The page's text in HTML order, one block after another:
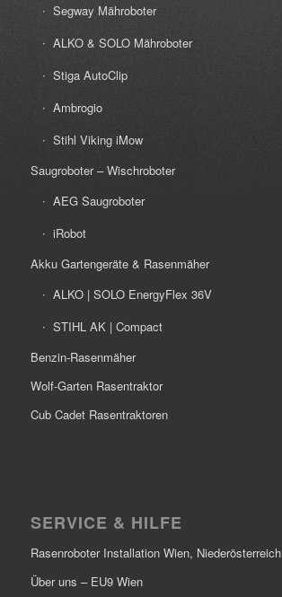
Segway Mähroboter
ALKO & SOLO Mähroboter
Stiga AutoClip
Ambrogio
Stihl Viking iMow
Saugroboter – Wischroboter
AEG Saugroboter
iRobot
Akku Gartengeräte & Rasenmäher
ALKO | SOLO EnergyFlex 36V
STIHL AK | Compact
Benzin-Rasenmäher
Wolf-Garten Rasentraktor
Cub Cadet Rasentraktoren
SERVICE & HILFE
Rasenroboter Installation Wien, Niederösterreich
Über uns – EU9 Wien